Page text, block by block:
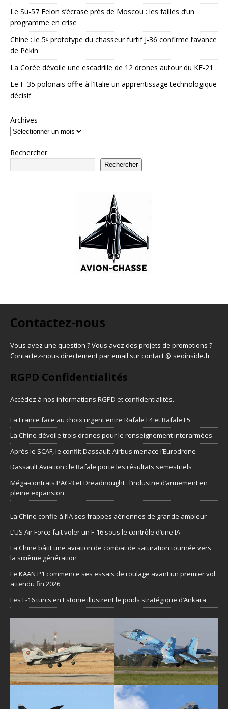
Le Su-57 Felon s’écrase près de Moscou : les failles d’un
programme en crise
Chine : le 5ᵉ prototype du chasseur furtif J-36 confirme l’avance
de Pékin
La Corée dévoile une escadrille de 12 drones autour du KF-21
Le F-35 polonais offre à l’Italie un apprentissage technologique
décisif
Archives
Rechercher
Rechercher
Contactez-nous
Vous avez une question ? Vous avez des projets de promotions ?
Contactez-nous directement par email sur contact @ seoinside.fr
RGPD Confidentialités
Accédez à nos informations RGPD et confidentialités.
La France face au choix urgent entre Rafale F4 et Rafale F5
La Chine dévoile trois drones pour le renseignement interarmées
Après le SCAF, le conflit Dassault-Airbus menace l’Eurodrone
Dassault Aviation : le Rafale porte les résultats semestriels
Méga-contrats PAC-3 et Dreadnought : l’industrie d’armement en
pleine expansion
La Chine confie à l’IA ses frappes aériennes de grande ampleur
L’US Air Force fait voler un F-16 sous le contrôle d’une IA
La Chine bâtit une aviation de combat de saturation tournée vers
la sixième génération
Le KAAN P1 commence ses essais de roulage avant un premier vol
attendu fin 2026
Les F-16 turcs en Estonie illustrent le poids stratégique d’Ankara